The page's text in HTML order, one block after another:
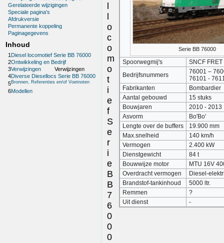
Gerelateerde wijzigingen
Speciale pagina's
Afdrukversie
Permanente koppeling
Paginagegevens
Inhoud
1 Diesel locomotief Serie BB 76000
2Ontwikkeling en Bedrijf
3Verwijzingen
Verwijzingen
4Diverse Diesellocs Serie BB 76000
5Bronnen, Referenties en/of Voetnoten
6Modellen
Serie BB 76000
Spoorwegmij's
SNCF FRET
Bedrijfsnummers
76001 –
76101 -
Fabrikanten
Bombardier
Aantal gebouwd
15 stuks
Bouwjaren
2010 - 2013
Asvorm
Bo'Bo'
Lengte over de buffers
19.900 mm
Max.snelheid
140 km/h
Vermogen
2.400 kW
Dienstgewicht
84 t
Bouwwijze motor
MTU 16V
Overdracht vermogen
Diesel-
Brandstof-tankinhoud
5000 ltr.
Remmen
?
Uit dienst
-
o
c
o
m
o
t
i
e
f
S
e
r
i
e
B
B
7
6
0
0
0